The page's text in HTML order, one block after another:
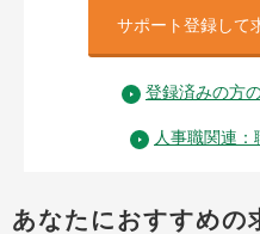
サポート登録して
登録済みの方
人事職関連
あなたにおすすめの